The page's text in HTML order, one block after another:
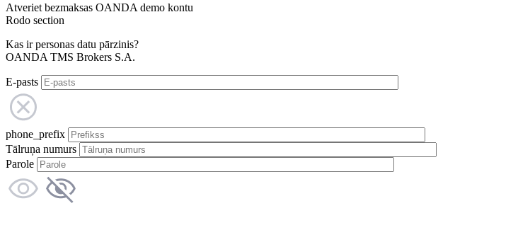
Atveriet bezmaksas OANDA demo kontu
Rodo section
Kas ir personas datu pārzinis?
OANDA TMS Brokers S.A.
E-pasts
phone_prefix
Tālruņa numurs
Parole